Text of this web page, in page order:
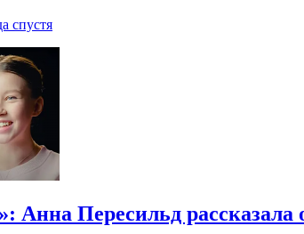
спустя
Анна Пересильд рассказала